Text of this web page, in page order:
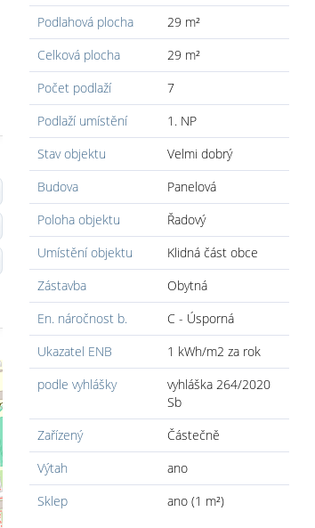
Podlahová plocha
29 m²
Celková plocha
29 m²
Počet podlaží
7
Podlaží umístění
1. NP
Stav objektu
Velmi dobrý
Budova
Panelová
Poloha objektu
Řadový
Umístění objektu
Klidná část obce
Zástavba
Obytná
En. náročnost b.
C - Úsporná
Ukazatel ENB
1 kWh/m2 za rok
podle vyhlášky
vyhláška 264/2020
Sb
Zařízený
Částečně
Výtah
ano
Sklep
ano (1 m²)